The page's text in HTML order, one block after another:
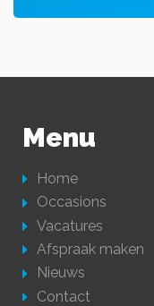
Menu
Home
Occasions
Vacatures
Afspraak maken
Nieuws
Contact